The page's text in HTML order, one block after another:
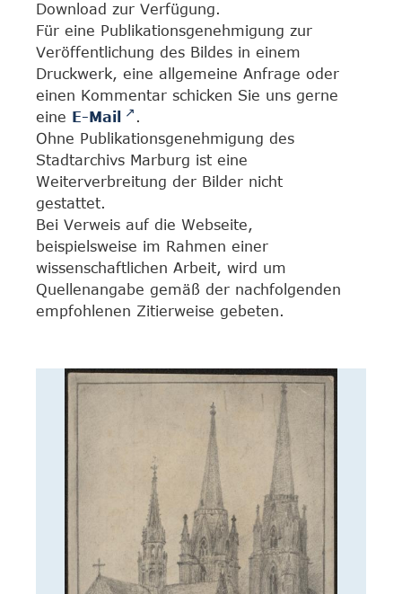
Download zur Verfügung.
Für eine Publikationsgenehmigung zur
Veröffentlichung des Bildes in einem
Druckwerk, eine allgemeine Anfrage oder
einen Kommentar schicken Sie uns gerne
eine E-Mail
.
Ohne Publikationsgenehmigung des
Stadtarchivs Marburg ist eine
Weiterverbreitung der Bilder nicht
gestattet.
Bei Verweis auf die Webseite,
beispielsweise im Rahmen einer
wissenschaftlichen Arbeit, wird um
Quellenangabe gemäß der nachfolgenden
empfohlenen Zitierweise gebeten.